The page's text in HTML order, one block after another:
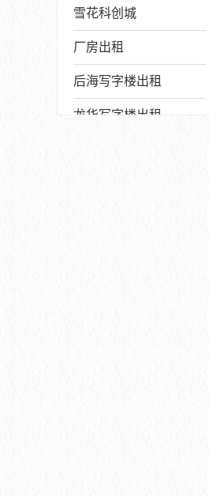
雪花科创城
厂房出租
后海写字楼出租
龙华写字楼出租